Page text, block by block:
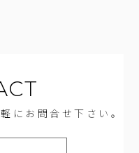
にお問合せ下さい。